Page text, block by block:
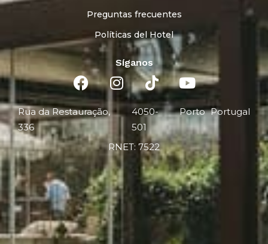
Preguntas frecuentes
Políticas del Hotel
Síganos
Rua da Restauração,
336
4050-
501
Porto Portugal
RNET: 7522